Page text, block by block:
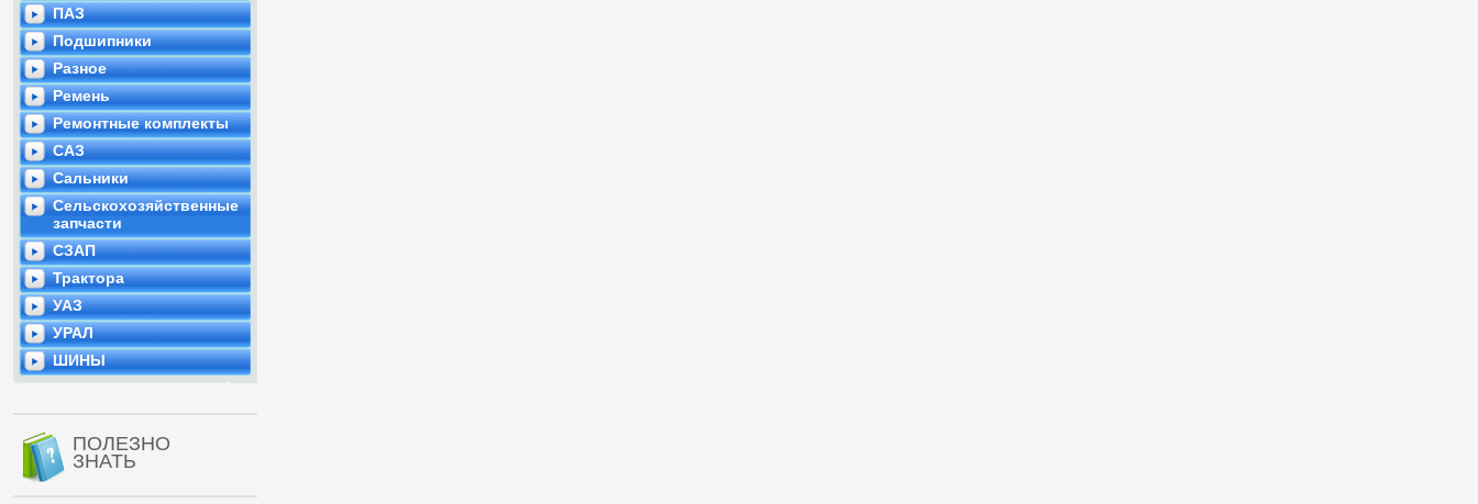
ПАЗ
Подшипники
Разное
Ремень
Ремонтные комплекты
САЗ
Сальники
Сельскохозяйственные
запчасти
СЗАП
Трактора
УАЗ
УРАЛ
ШИНЫ
ПОЛЕЗНО
ЗНАТЬ